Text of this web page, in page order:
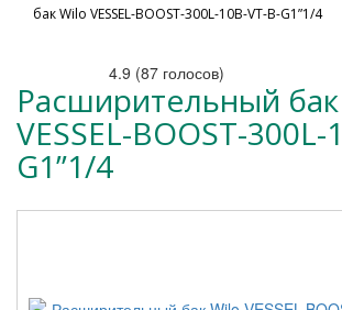
бак Wilo VESSEL-BOOST-300L-10B-VT-B-G1”1/4
4.9 (87 голосов)
Расширительный
VESSEL-BOOST-300L-
G1”1/4